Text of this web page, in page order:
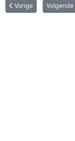
Vorig artikel: SpaceX
Vorige Volgende